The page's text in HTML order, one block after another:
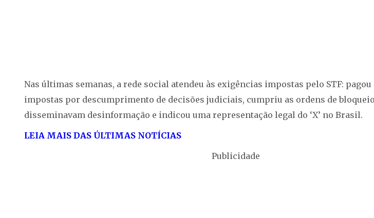
Nas últimas semanas, a rede social atendeu às exigências impostas pelo STF: pagou
impostas por descumprimento de decisões judiciais, cumpriu as ordens de
disseminavam desinformação e indicou uma representação legal do ‘X’ no Brasil.
LEIA MAIS DAS ÚLTIMAS NOTÍCIAS
Publicidade